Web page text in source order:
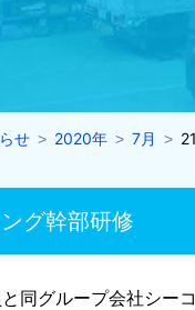
せ 2020年 7月
グ幹部研修
同グループ会社シー